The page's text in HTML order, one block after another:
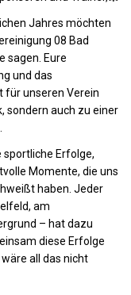
Jahres möchten
08 Bad
sagen. Eure
und das
für unseren Verein
sondern auch zu einer
sportliche Erfolge,
Momente, die uns
haben. Jeder
am
– hat dazu
diese Erfolge
all das nicht